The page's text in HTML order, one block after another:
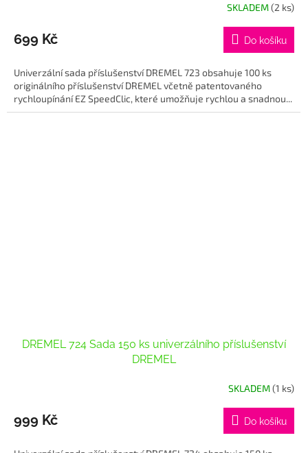
SKLADEM(2 ks)
699 Kč Do košíku
Univerzální sada příslušenství DREMEL 723 obsahuje 100 ks
originálního příslušenství DREMEL včetně patentovaného
rychloupínání EZ SpeedClic, které umožňuje rychlou a snadnou...
DREMEL 724 Sada 150 ks univerzálního příslušenství
DREMEL
SKLADEM(1 ks)
999 Kč Do košíku